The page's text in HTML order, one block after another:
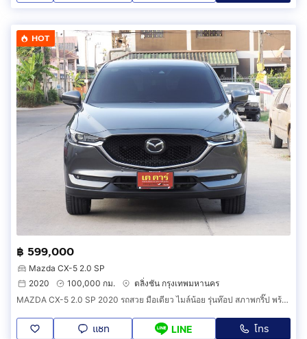
HOT
฿ 599,000
Mazda CX-5 2.0 SP
2020
100,000 กม.
ตลิ่งชัน กรุงเทพมหานคร
MAZDA CX-5 2.0 SP 2020 รถสวย มือเดียว ไมล์น้อย รุ่นท๊อป สภาพกริ๊ป พร้อมใช้งาน
แชท LINE โทร